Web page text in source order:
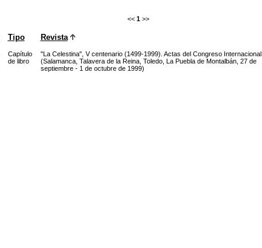
<< 1 >>
Tipo Revista
Capítulo
de libro
"La Celestina", V centenario (1499-1999). Actas del Congreso Internacional
(Salamanca, Talavera de la Reina, Toledo, La Puebla de Montalbán, 27 de
septiembre - 1 de octubre de 1999)